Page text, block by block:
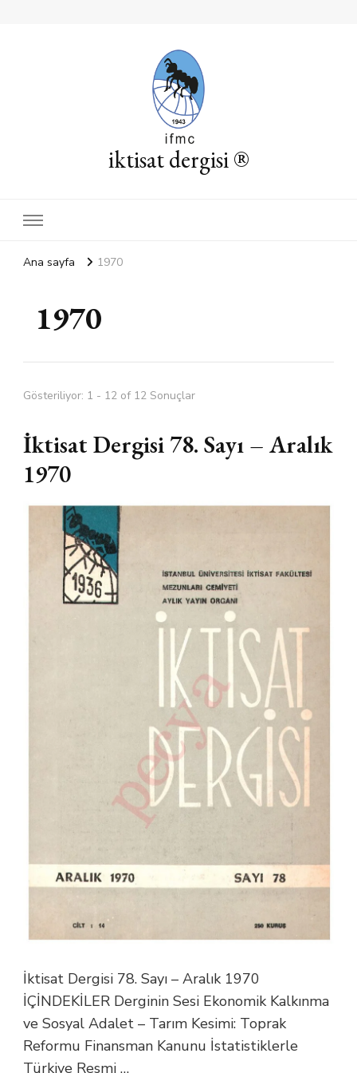
iktisat dergisi ®
Ana sayfa 1970
1970
Gösteriliyor: 1 - 12 of 12 Sonuçlar
İktisat Dergisi 78. Sayı – Aralık
1970
İktisat Dergisi 78. Sayı – Aralık 1970
İÇİNDEKİLER Derginin Sesi Ekonomik Kalkınma
ve Sosyal Adalet – Tarım Kesimi: Toprak
Reformu Finansman Kanunu İstatistiklerle
Türkiye Resmi …